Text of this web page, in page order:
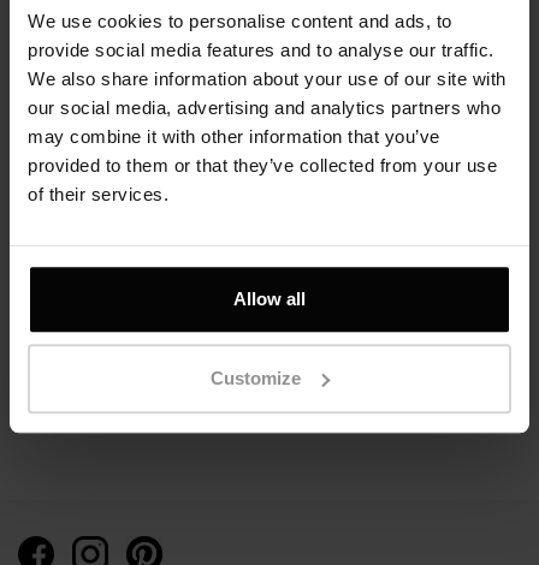
We use cookies to personalise content and ads, to
provide social media features and to analyse our traffic.
We also share information about your use of our site with
our social media, advertising and analytics partners who
may combine it with other information that you’ve
provided to them or that they’ve collected from your use
of their services.
Allow all
Customize
Cytryn i Oliwin 14K
4700 zł
Galaxy, 14K różowe
matowym